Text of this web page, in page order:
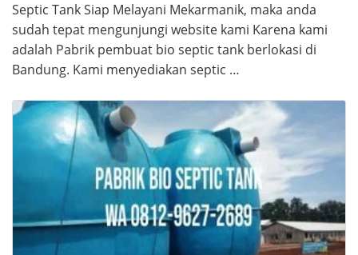
Septic Tank Siap Melayani Mekarmanik, maka anda
sudah tepat mengunjungi website kami Karena kami
adalah Pabrik pembuat bio septic tank berlokasi di
Bandung. Kami menyediakan septic …